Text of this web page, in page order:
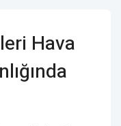
Hava